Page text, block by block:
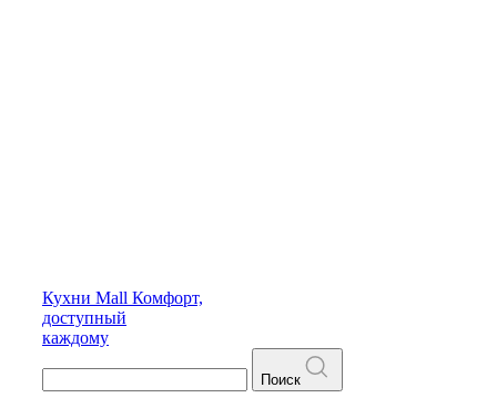
Кухни Mall Комфорт,
доступный
каждому
Поиск